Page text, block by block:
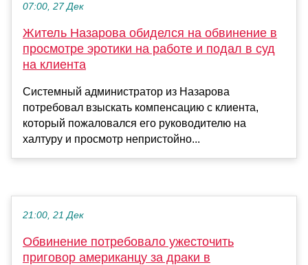
07:00, 27 Дек
Житель Назарова обиделся на обвинение в
просмотре эротики на работе и подал в суд
на клиента
Системный администратор из Назарова
потребовал взыскать компенсацию с клиента,
который пожаловался его руководителю на
халтуру и просмотр непристойно...
21:00, 21 Дек
Обвинение потребовало ужесточить
приговор американцу за драки в